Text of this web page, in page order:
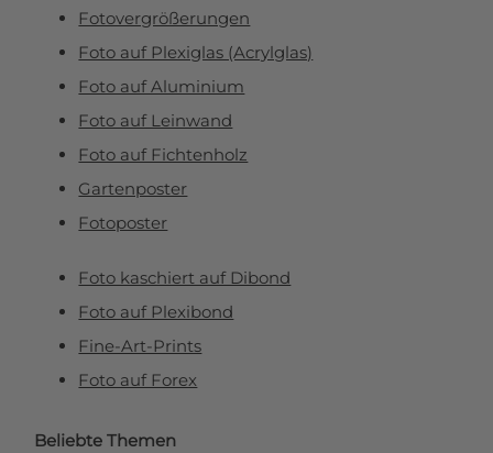
Fotovergrößerungen
Foto auf Plexiglas (Acrylglas)
Foto auf Aluminium
Foto auf Leinwand
Foto auf Fichtenholz
Gartenposter
Fotoposter
Foto kaschiert auf Dibond
Foto auf Plexibond
Fine-Art-Prints
Foto auf Forex
Beliebte Themen